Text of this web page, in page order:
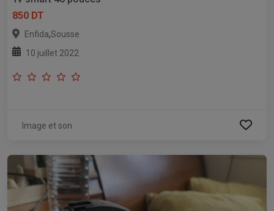
850 DT
Enfida,Sousse
10 juillet 2022
Image et son